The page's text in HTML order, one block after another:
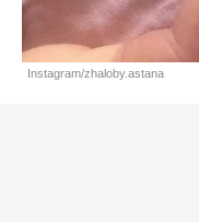
Instagram/zhaloby.astana